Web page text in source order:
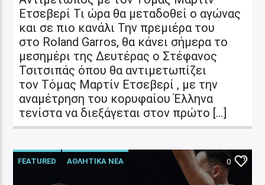
Ετσεβερί Τι ώρα θα μεταδοθεί ο αγώνας
και σε πιο κανάλι Την πρεμιέρα του
στο Roland Garros, θα κάνει σήμερα το
μεσημέρι της Δευτέρας ο Στέφανος
Τσιτσιπάς όπου θα αντιμετωπίζει
τον Τόμας Μαρτίν Ετσεβερί , με την
αναμέτρηση του κορυφαίου Έλληνα
τενίστα να διεξάγεται στον πρώτο […]
FEATURED ΑΘΛΗΤΙΚΑ ΝΕΑ 0